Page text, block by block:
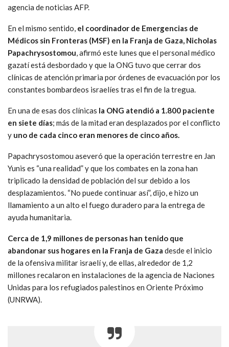
agencia de noticias AFP.
En el mismo sentido, el coordinador de Emergencias de
Médicos sin Fronteras (MSF) en la Franja de Gaza, Nicholas
Papachrysostomou, afirmó este lunes que el personal médico
gazatí está desbordado y que la ONG tuvo que cerrar dos
clínicas de atención primaria por órdenes de evacuación por los
constantes bombardeos israelíes tras el fin de la tregua.
En una de esas dos clínicas la ONG atendió a 1.800 paciente
en siete días; más de la mitad eran desplazados por el conflicto
y uno de cada cinco eran menores de cinco años.
Papachrysostomou aseveró que la operación terrestre en Jan
Yunis es “una realidad” y que los combates en la zona han
triplicado la densidad de población del sur debido a los
desplazamientos. “No puede continuar así”, dijo, e hizo un
llamamiento a un alto el fuego duradero para la entrega de
ayuda humanitaria.
Cerca de 1,9 millones de personas han tenido que
abandonar sus hogares en la Franja de Gaza desde el inicio
de la ofensiva militar israelí y, de ellas, alrededor de 1,2
millones recalaron en instalaciones de la agencia de Naciones
Unidas para los refugiados palestinos en Oriente Próximo
(UNRWA).